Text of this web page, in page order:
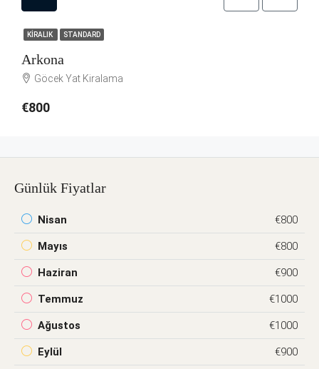
KIRALIK STANDARD
Arkona
Göcek Yat Kiralama
€800
Günlük Fiyatlar
Nisan €800
Mayıs €800
Haziran €900
Temmuz €1000
Ağustos €1000
Eylül €900